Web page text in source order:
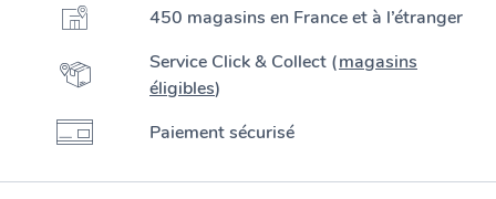
450 magasins en France et à l’étranger
Service Click & Collect (magasins
éligibles)
Paiement sécurisé